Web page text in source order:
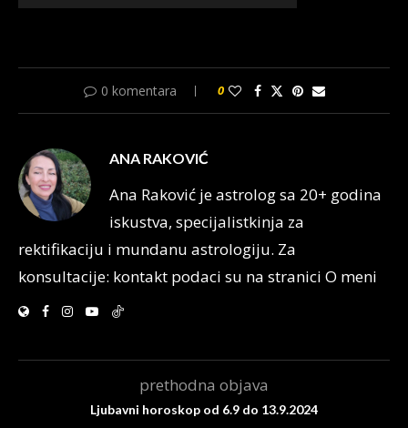
0 komentara 0
ANA RAKOVIĆ
Ana Raković je astrolog sa 20+ godina
iskustva, specijalistkinja za
rektifikaciju i mundanu astrologiju. Za
konsultacije: kontakt podaci su na stranici O meni
prethodna objava
Ljubavni horoskop od 6.9 do 13.9.2024